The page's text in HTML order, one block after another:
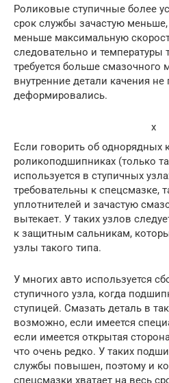
Роликовые ступичные более
срок службы зачастую
меньше максимальную
следовательно и
требуется больше смазочного
внутренние детали качения не
деформировались.
x
Если говорить об однорядных
роликоподшипниках (только
используется в ступичных
требовательны к спецсмазке,
уплотнителей и зачастую
вытекает. У таких узлов
к защитным сальникам,
узлы такого типа.
У многих авто используется
ступичного узла, когда
ступицей. Смазать деталь в
возможно, если имеется
если имеется открытая
что очень редко. У таких
службы повышен, поэтому и
спецсмазки хватает на весь